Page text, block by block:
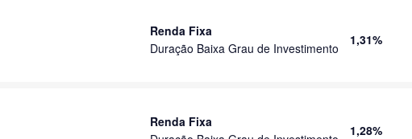
Renda Fixa
Duração Baixa Grau de Investimento
1,31%
Renda Fixa
1,28%